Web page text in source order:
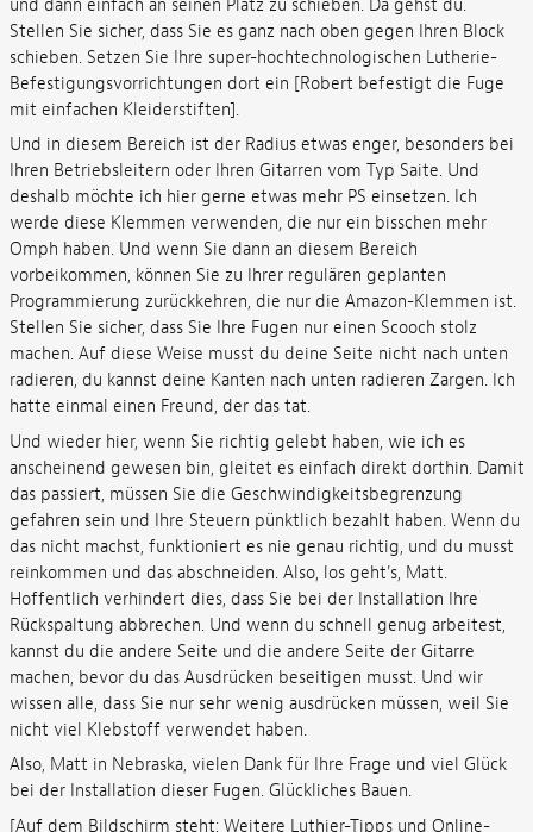
und dann einfach an seinen Platz zu schieben. Da gehst du.
Stellen Sie sicher, dass Sie es ganz nach oben gegen Ihren Block
schieben. Setzen Sie Ihre super-hochtechnologischen Lutherie-
Befestigungsvorrichtungen dort ein [Robert befestigt die Fuge
mit einfachen Kleiderstiften].
Und in diesem Bereich ist der Radius etwas enger, besonders bei
Ihren Betriebsleitern oder Ihren Gitarren vom Typ Saite. Und
deshalb möchte ich hier gerne etwas mehr PS einsetzen. Ich
werde diese Klemmen verwenden, die nur ein bisschen mehr
Omph haben. Und wenn Sie dann an diesem Bereich
vorbeikommen, können Sie zu Ihrer regulären geplanten
Programmierung zurückkehren, die nur die Amazon-Klemmen ist.
Stellen Sie sicher, dass Sie Ihre Fugen nur einen Scooch stolz
machen. Auf diese Weise musst du deine Seite nicht nach unten
radieren, du kannst deine Kanten nach unten radieren Zargen. Ich
hatte einmal einen Freund, der das tat.
Und wieder hier, wenn Sie richtig gelebt haben, wie ich es
anscheinend gewesen bin, gleitet es einfach direkt dorthin. Damit
das passiert, müssen Sie die Geschwindigkeitsbegrenzung
gefahren sein und Ihre Steuern pünktlich bezahlt haben. Wenn du
das nicht machst, funktioniert es nie genau richtig, und du musst
reinkommen und das abschneiden. Also, los geht's, Matt.
Hoffentlich verhindert dies, dass Sie bei der Installation Ihre
Rückspaltung abbrechen. Und wenn du schnell genug arbeitest,
kannst du die andere Seite und die andere Seite der Gitarre
machen, bevor du das Ausdrücken beseitigen musst. Und wir
wissen alle, dass Sie nur sehr wenig ausdrücken müssen, weil Sie
nicht viel Klebstoff verwendet haben.
Also, Matt in Nebraska, vielen Dank für Ihre Frage und viel Glück
bei der Installation dieser Fugen. Glückliches Bauen.
[Auf dem Bildschirm steht: Weitere Luthier-Tipps und Online-